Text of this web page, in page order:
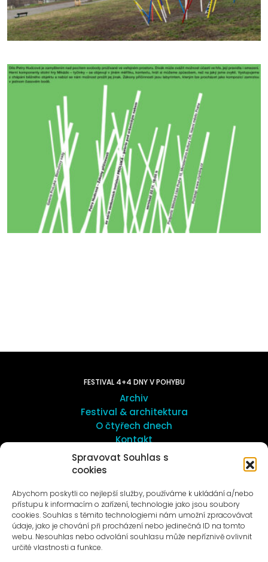
Spravovat Souhlas s
cookies
Abychom poskytli co nejlepší služby, používáme k ukládání a/nebo
přístupu k informacím o zařízení, technologie jako jsou soubory
cookies. Souhlas s těmito technologiemi nám umožní zpracovávat
údaje, jako je chování při procházení nebo jedinečná ID na tomto
webu. Nesouhlas nebo odvolání souhlasu může nepříznivě ovlivnit
určité vlastnosti a funkce.
FESTIVAL 4+4 DNY V POHYBU
Archiv
Festival & architektura
O čtyřech dnech
Kontakt
O umění v Motole